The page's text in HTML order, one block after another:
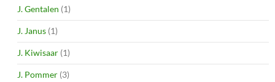
J. Gentalen (1)
J. Janus (1)
J. Kiwisaar (1)
J. Pommer (3)